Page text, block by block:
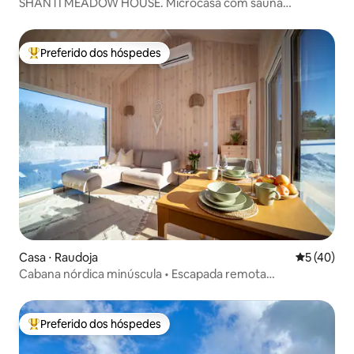
Entre os melhores preferidos dos hóspedes
Preferido dos hóspedes
Casa ⋅ Raudoja 5 de uma
5 (40)
Cabana nórdica minúscula • Escapada remota
Entre os melhores preferidos dos hóspedes
Preferido dos hóspedes